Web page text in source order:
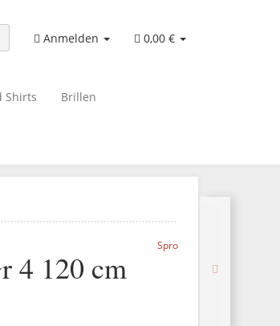
Anmelden 0,00 €
Shirts Brillen
Spro
4 120 cm